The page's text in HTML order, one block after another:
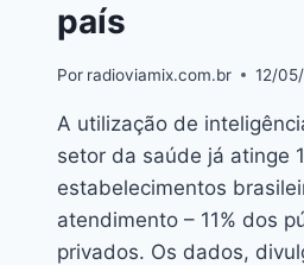
país
Por radioviamix.com.br 12/
A utilização de
setor da saúde já atinge
estabelecimentos
atendimento – 11% dos
privados. Os dados,